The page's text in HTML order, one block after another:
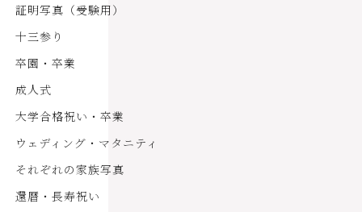
証明写真（受験用）
十三参り
卒園・卒業
成人式
大学合格祝い・卒業
ウェディング・マタニティ
それぞれの家族写真
還暦・長寿祝い